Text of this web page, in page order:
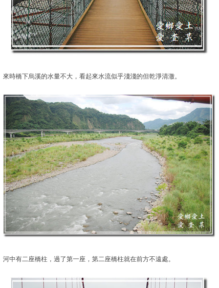
來時橋下烏溪的水量不大，看起來水流似乎淺淺的但乾淨清澈。
河中有二座橋柱，過了第一座，第二座橋柱就在前方不遠處。